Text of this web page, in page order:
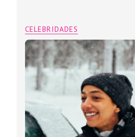
CELEBRIDADES